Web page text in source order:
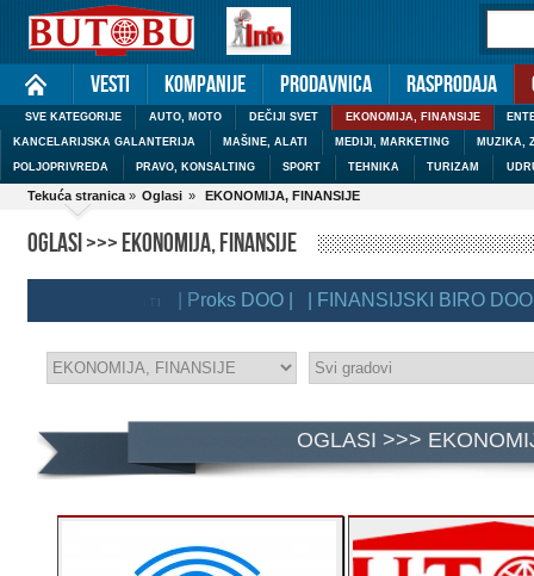
Vesti Kompanije Prodavnica Rasprodaja
SVE KATEGORIJE AUTO, MOTO DEČIJI SVET EKONOMIJA, FINANSIJE
KANCELARIJSKA GALANTERIJA MAŠINE, ALATI MEDIJI, MARKETING MUZIKA,
POLJOPRIVREDA PRAVO, KONSALTING SPORT TEHNIKA TURIZAM
Tekuća stranica » Oglasi » EKONOMIJA, FINANSIJE
OGLASI >>> EKONOMIJA, FINANSIJE
| Proks DOO | | FINANSIJSKI BIRO DOO | |
OGLASI >>>